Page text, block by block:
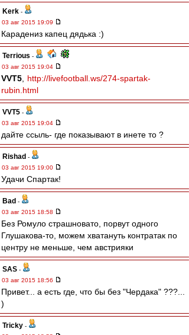
Kerk -
03 авг 2015 19:09
Карадениз капец дядька :)
Terrious -
03 авг 2015 19:04
VVT5
http://livefootball.ws/274-spartak-
rubin.html
VVT5 -
03 авг 2015 19:04
дайте ссыль- где показывают в инете то ?
Rishad -
03 авг 2015 19:00
Удачи Спартак!
Bad -
03 авг 2015 18:58
Без Ромуло страшновато, порвут одного
Глушакова-то, можем хватануть контратак по
центру не меньше, чем австрияки
SAS -
03 авг 2015 18:56
Привет... а есть где, что бы без "Чердака" ???...
)
Tricky -